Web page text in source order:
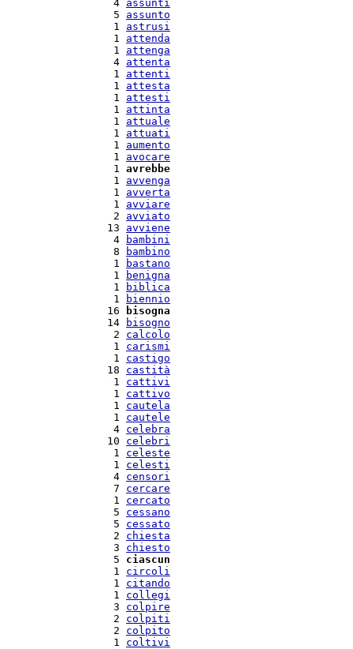
   4
assunti
   5
assunto
   1
astrusi
   1
attenda
   1
attenga
   4
attenta
   1
attenti
   1
attesta
   1
attesti
   1
attinta
   1
attuale
   1
attuati
   1
aumento
   1
avocare
   1
avrebbe
   1
avvenga
   1
avverta
   1
avviare
   2
avviato
  13
avviene
   4
bambini
   8
bambino
   1
bastano
   1
benigna
   1
biblica
   1
biennio
  16
bisogna
  14
bisogno
   2
calcolo
   1
carismi
   1
castigo
  18
castità
   1
cattivi
   1
cattivo
   1
cautela
   1
cautele
   4
celebra
  10
celebri
   1
celeste
   1
celesti
   4
censori
   7
cercare
   1
cercato
   5
cessano
   5
cessato
   2
chiesta
   3
chiesto
   5
ciascun
   1
circoli
   1
citando
   1
collegi
   3
colpire
   2
colpiti
   2
colpito
   1
coltivi